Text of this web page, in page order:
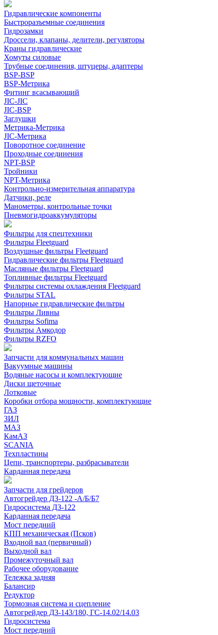
Гидравлические компоненты
Быстроразъемные соединения
Гидрозамки
Дроссели, клапаны, делители, регуляторы
Краны гидравлические
Хомуты силовые
Трубные соединения, штуцеры, адаптеры
BSP-BSP
BSP-Метрика
Фитинг всасывающий
JIC-JIC
JIC-BSP
Заглушки
Метрика-Метрика
JIC-Метрика
Поворотное соединение
Проходные соединения
NPT-BSP
Тройники
NPT-Метрика
Контрольно-измерительная аппаратура
Датчики, реле
Манометры, контрольные точки
Пневмогидроаккумуляторы
Фильтры для спецтехники
Фильтры Fleetguard
Воздушные фильтры Fleetguard
Гидравлические фильтры Fleetguard
Масляные фильтры Fleetguard
Топливные фильтры Fleetguard
Фильтры системы охлаждения Fleetguard
Фильтры STAL
Напорные гидравлические фильтры
Фильтры Ливны
Фильтры Sofima
Фильтры Амкодор
Фильтры RZFO
Запчасти для коммунальных машин
Вакуумные машины
Водяные насосы и комплектующие
Диски щеточные
Лотковые
Коробки отбора мощности, комплектующие
ГАЗ
ЗИЛ
МАЗ
КамАЗ
SCANIA
Техпластины
Цепи, транспортеры, разбрасыватели
Карданная передача
Запчасти для грейдеров
Автогрейдер ДЗ-122 -А/Б/Б7
Гидросистема ДЗ-122
Карданная передача
Мост передний
КПП механическая (Псков)
Входной вал (первичный)
Выходной вал
Промежуточный вал
Рабочее оборудование
Тележка задняя
Балансир
Редуктор
Тормозная система и сцепление
Автогрейдер ДЗ-143/180, ГС-14.02/14.03
Гидросистема
Мост передний